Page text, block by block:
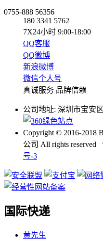
0755-888 56356
180 3341 5762
7X24小时 9:00-18:00
QQ客服
QQ微博
新浪微博
微信个人号
真诚服务 品牌信赖
公司地址: 深圳市宝安
Copyright © 2016-2018
公司 All rights reserved
号-3
国际快递
黄先生